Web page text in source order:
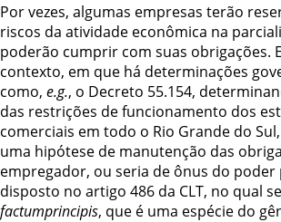
Por vezes, algumas empresas terão
riscos da atividade econômica na
poderão cumprir com suas obrigações.
contexto, em que há determinações
como, e.g., o Decreto 55.154,
das restrições de funcionamento dos
comerciais em todo o Rio Grande do
uma hipótese de manutenção das
empregador, ou seria de ônus do
disposto no artigo 486 da CLT, no qual
factumprincipis, que é uma espécie do